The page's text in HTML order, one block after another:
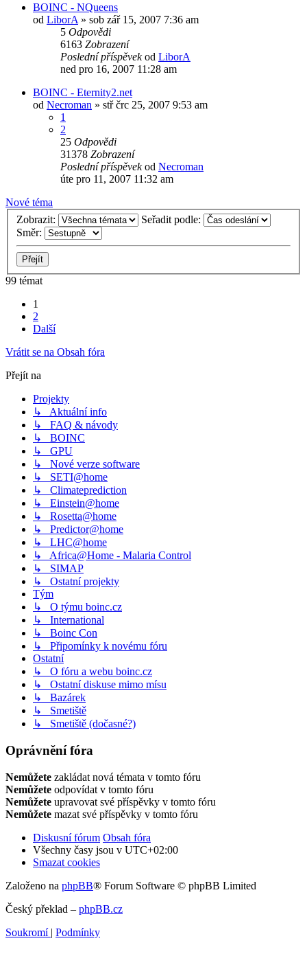
BOINC - NQueens
od LiborA » sob zář 15, 2007 7:36 am
5 Odpovědi
6163 Zobrazení
Poslední příspěvekod LiborA
ned pro 16, 2007 11:28 am
BOINC - Eternity2.net
od Necroman » stř črc 25, 2007 9:53 am
1
2
25 Odpovědi
31378 Zobrazení
Poslední příspěvekod Necroman
úte pro 11, 2007 11:32 am
Nové téma
Zobrazit:
Seřadit podle:
Směr:
99 témat
1
2
Další
Vrátit se na Obsah fóra
Přejít na
Projekty
↳ Aktuální info
↳ FAQ & návody
↳ BOINC
↳ GPU
↳ Nové verze software
↳ SETI@home
↳ Climateprediction
↳ Einstein@home
↳ Rosetta@home
↳ Predictor@home
↳ LHC@home
↳ Africa@Home - Malaria Control
↳ SIMAP
↳ Ostatní projekty
Tým
↳ O týmu boinc.cz
↳ International
↳ Boinc Con
↳ Připomínky k novému fóru
Ostatní
↳ O fóru a webu boinc.cz
↳ Ostatní diskuse mimo mísu
↳ Bazárek
↳ Smetiště
↳ Smetiště (dočasné?)
Oprávnění fóra
Nemůžete zakládat nová témata v tomto fóru
Nemůžete odpovídat v tomto fóru
Nemůžete upravovat své příspěvky v tomto fóru
Nemůžete mazat své příspěvky v tomto fóru
Diskusní fórum Obsah fóra
Všechny časy jsou v UTC+02:00
Smazat cookies
Založeno na phpBB® Forum Software © phpBB Limited
Český překlad – phpBB.cz
Soukromí | Podmínky